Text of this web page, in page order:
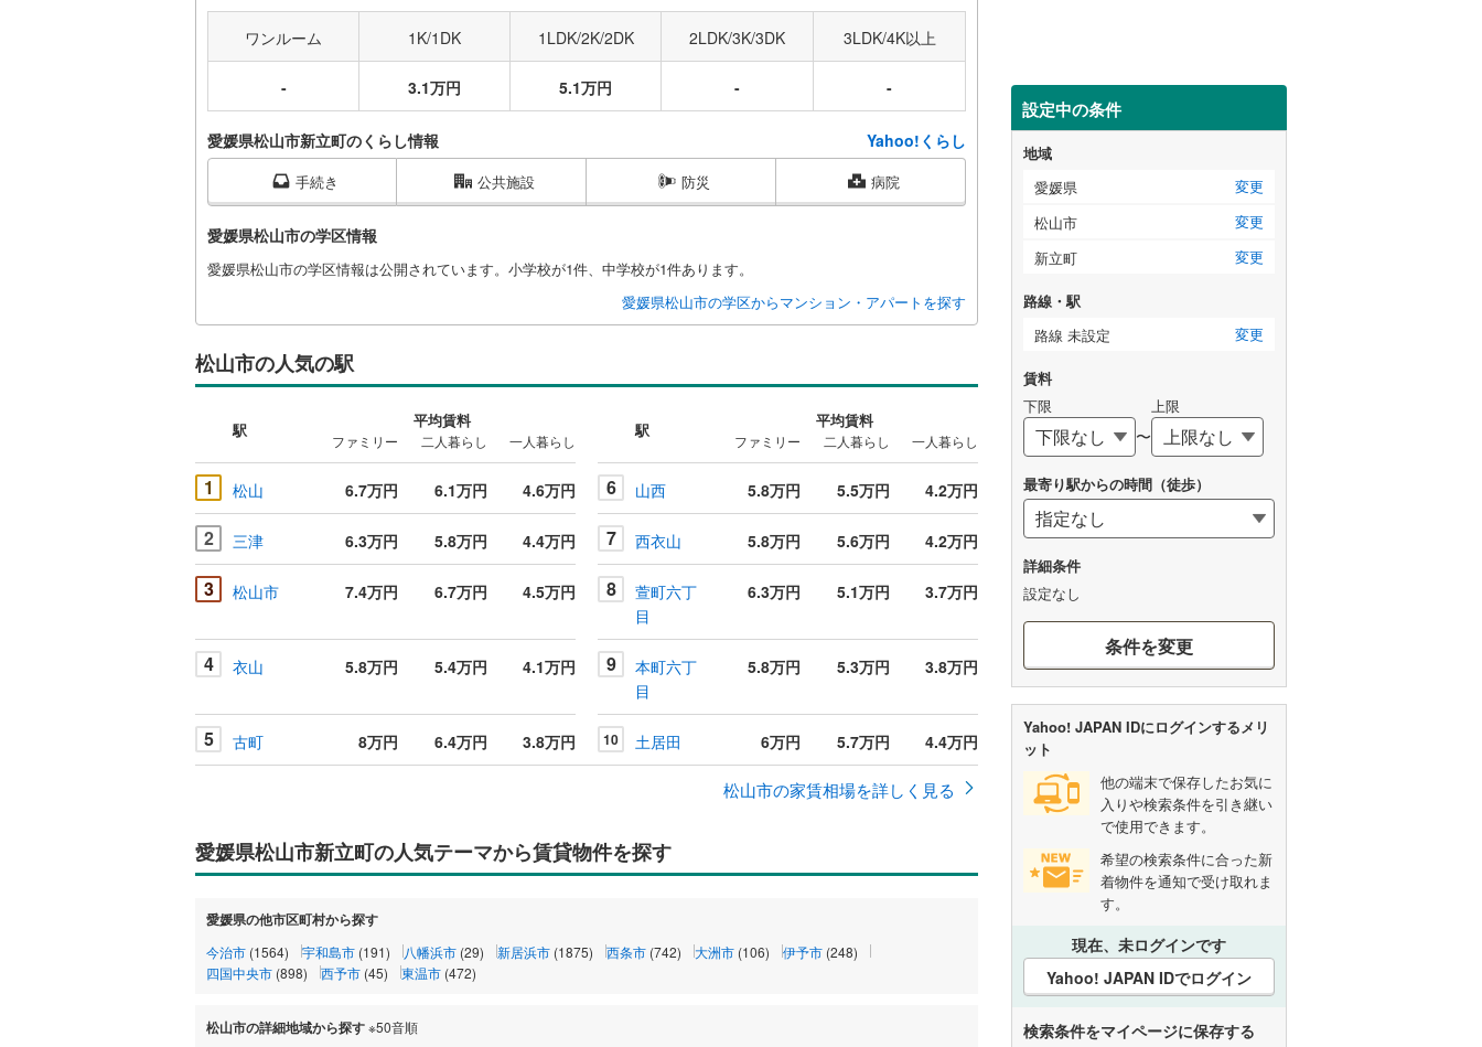
ワンルーム 1K/1DK 1LDK/2K/2DK 2LDK/3K/3DK 3LDK/4K以上
- 3.1万円 5.1万円 - -
愛媛県松山市新立町のくらし情報 Yahoo!くらし
手続き 公共施設 防災 病院
愛媛県松山市の学区情報
愛媛県松山市の学区情報は公開されています。小学校が1件、中学校が1件あります。
愛媛県松山市の学区からマンション・アパートを探す
松山市の人気の駅
駅 平均賃料
ファミリー 二人暮らし 一人暮らし
駅 平均賃料
ファミリー 二人暮らし 一人暮らし
1 松山 6.7万円 6.1万円 4.6万円
2 三津 6.3万円 5.8万円 4.4万円
3 松山市 7.4万円 6.7万円 4.5万円
4 衣山 5.8万円 5.4万円 4.1万円
5 古町 8万円 6.4万円 3.8万円
6 山西 5.8万円 5.5万円 4.2万円
7 西衣山 5.8万円 5.6万円 4.2万円
8
萱町六丁
目
6.3万円 5.1万円 3.7万円
9
本町六丁
目
5.8万円 5.3万円 3.8万円
10 土居田 6万円 5.7万円 4.4万円
松山市の家賃相場を詳しく見る
愛媛県松山市新立町の人気テーマから賃貸物件を探す
愛媛県の他市区町村から探す
今治市 (1564) 宇和島市 (191) 八幡浜市 (29) 新居浜市 (1875) 西条市 (742) 大洲市 (106) 伊予市 (248)
四国中央市 (898) 西予市 (45) 東温市 (472)
松山市の詳細地域から探す※50音順
設定中の条件
地域
愛媛県
変更
松山市
変更
新立町
変更
路線・駅
路線 未設定
変更
賃料
下限
〜
上限
最寄り駅からの時間（徒歩）
詳細条件
設定なし
条件を変更
Yahoo! JAPAN IDにログインするメリ
ット
他の端末で保存したお気に
入りや検索条件を引き継い
で使用できます。
希望の検索条件に合った新
着物件を通知で受け取れま
す。
現在、未ログインです
Yahoo! JAPAN IDでログイン
検索条件をマイページに保存する